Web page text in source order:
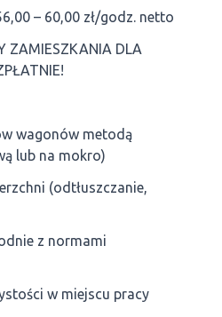
– 60,00 zł/godz. netto
ZAMIESZKANIA DLA
wagonów metodą
lub na mokro)
(odtłuszczanie,
z normami
w miejscu pracy